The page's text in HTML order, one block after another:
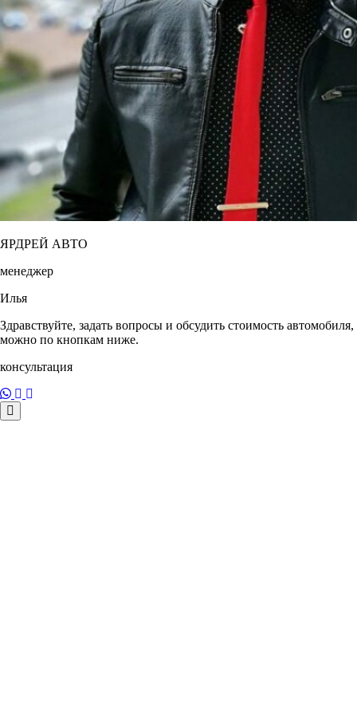
ЯРДРЕЙ АВТО
менеджер
Илья
Здравствуйте, задать вопросы и обсудить стоимость автомобиля,
можно по кнопкам ниже.
консультация